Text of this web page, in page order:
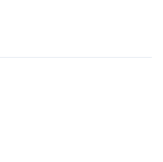
hat er eine Markise,
(Decke, Kissen,
Fragen/ Anfragen und